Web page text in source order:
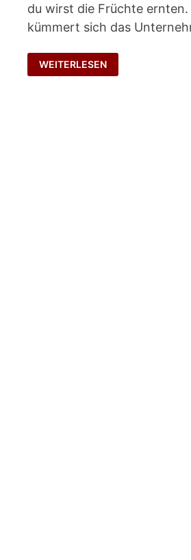
du wirst die Früchte
kümmert sich das
UNTERNEHMERISCHE
ARBEITSETHIK
WEITERLESEN